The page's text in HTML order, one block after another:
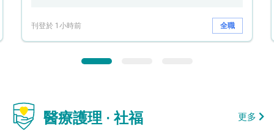
刊登於 1小時前 全職
醫療護理 · 社福 更多